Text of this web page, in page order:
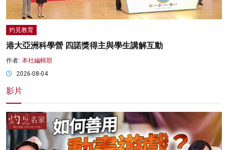
灼見教育
港大亞洲科學營 四諾獎得主與學生講解互動
作者: 本社編輯部
2026-08-04
影片